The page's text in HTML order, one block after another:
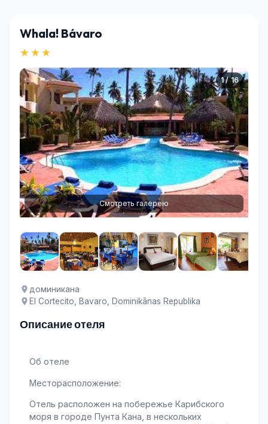
Whala! Bávaro
★★★
1 / 16
Смотреть галерею
доминиканa
El Cortecito, Bavaro, Dominikānas Republika
Описание отеля
Об отеле
Месторасположение:
Отель расположен на побережье Карибского
моря в городе Пунта Кана, в нескольких